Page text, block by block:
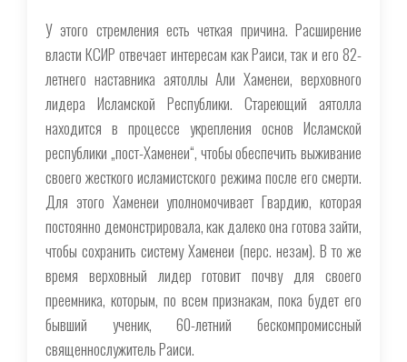
У этого стремления есть четкая причина. Расширение
власти КСИР отвечает интересам как Раиси, так и его 82-
летнего наставника аятоллы Али Хаменеи, верховного
лидера Исламской Республики. Стареющий аятолла
находится в процессе укрепления основ Исламской
республики „пост-Хаменеи“, чтобы обеспечить выживание
своего жесткого исламистского режима после его смерти.
Для этого Хаменеи уполномочивает Гвардию, которая
постоянно демонстрировала, как далеко она готова зайти,
чтобы сохранить систему Хаменеи (перс. незам). В то же
время верховный лидер готовит почву для своего
преемника, которым, по всем признакам, пока будет его
бывший ученик, 60-летний бескомпромиссный
священнослужитель Раиси.